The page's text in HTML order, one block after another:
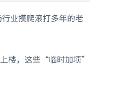
业摸爬滚打多年的老
楼，这些“临时加项”